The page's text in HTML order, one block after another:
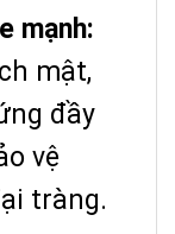
mạnh:
mật,
đầy
vệ
tràng.